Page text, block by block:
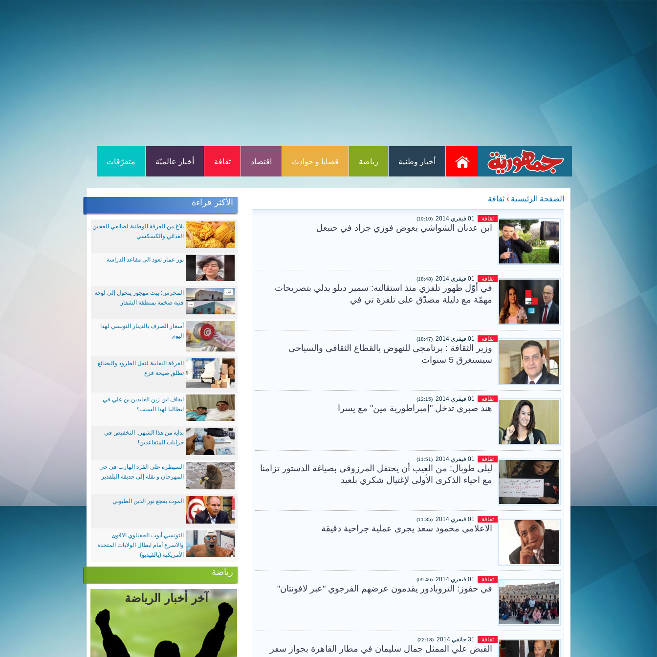
أخبار وطنية رياضة قضايا و حوادث اقتصاد ثقافة أخبار عالميّة متفرّقات
الصفحة الرئيسية › ثقافة
ثقافة (19:10)
ابن عدنان الشواشي يعوض فوزي جراد في حنبعل
ثقافة (18:48)
في أوّل ظهور تلفزي منذ استقالته: سمير ديلو يدلي بتصريحات
مهمّة مع دليلة مصدّق على تلفزة تي في
ثقافة (18:47)
وزير الثقافة : برنامجى للنهوض بالقطاع الثقافى والسياحى
سيستغرق 5 سنوات
ثقافة (12:15)
هند صبري تدخل "إمبراطورية مين" مع يسرا
ثقافة (11:51)
ليلى طوبال: من العيب أن يحتفل المرزوقي بصياغة الدستور تزامنا
مع احياء الذكرى الأولى لإغتيال شكري بلعيد
ثقافة (11:35)
الاعلامي محمود سعد يجري عملية جراحية دقيقة
ثقافة (09:46)
في حفوز: التروبادور يقدمون عرضهم الفرجوي "عبر لافونتان"
ثقافة (22:18)
القبض علي الممثل جمال سليمان في مطار القاهرة بجواز سفر
الأكثر قراءة
بلاغ من الغرفة الوطنية لصانعي العجين
الغذائي والكسكسي
نور عمار تعود الى مقاعد الدراسة
المحرس: بيت مهجور يتحول إلى لوحة
فنية ضخمة بمنطقة الشفار
أسعار الصرف بالدينار التونسي لهذا
اليوم
الغرفة النقابية لنقل الطرود والبضائع
تطلق صيحة فزع
ايقاف ابن زين العابدين بن علي في
ايطاليا لهذا السبب؟
بداية من هذا الشهر.. التخفيض في
جرايات المتقاعدين!
السيطرة على القرد الهارب في حي
المهرجان و نقله إلى حديقة البلفدير
الموت يفجع نور الدين الطبوبي
التونسي أيوب الحفناوي الاقوى
والاسرع أمام ابطال الولايات المتحدة
الأمريكية (بالفيديو)
رياضة
آخر أخبار الرياضة